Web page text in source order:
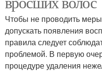
Чтобы не проводить
допускать появления
правила следует
проблемой. В первую
процедуре удаления